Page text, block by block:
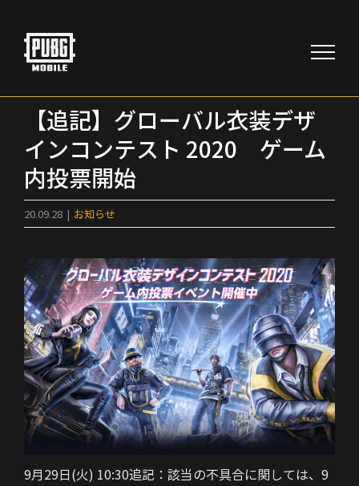
content
【追記】グローバル衣装デザ
インコンテスト 2020 ゲーム
内投票開始
20.09.28 | お知らせ
9月29日(火) 10:30追記：該当の不具合に関しては、9